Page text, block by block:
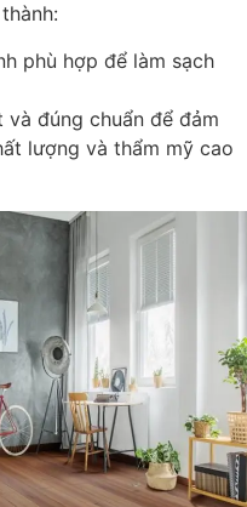
phù hợp để làm sạch
đúng chuẩn để đảm
lượng và thẩm mỹ cao